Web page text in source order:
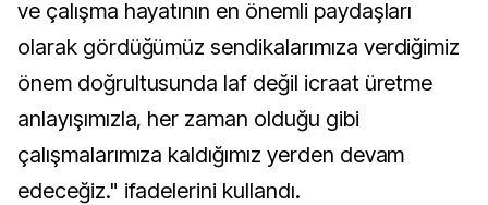
ve çalışma hayatının en önemli paydaşları
olarak gördüğümüz sendikalarımıza verdiğimiz
önem doğrultusunda laf değil icraat üretme
anlayışımızla, her zaman olduğu gibi
çalışmalarımıza kaldığımız yerden devam
edeceğiz." ifadelerini kullandı.